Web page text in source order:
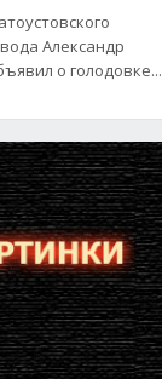
Александр
о голодовке...